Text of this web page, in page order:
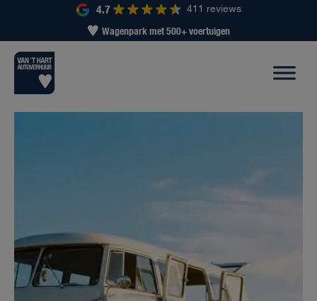
4.7
411 reviews
Wagenpark met 500+ voertuigen